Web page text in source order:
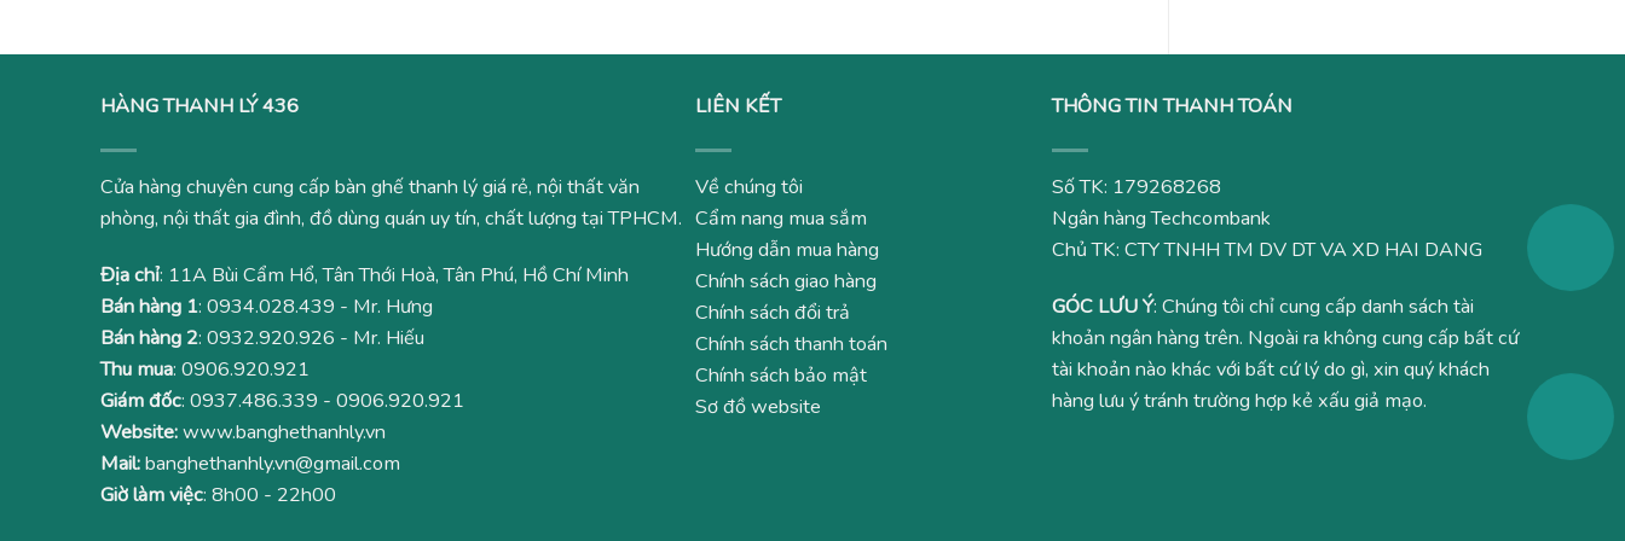
HÀNG THANH LÝ 436
Cửa hàng chuyên cung cấp bàn ghế thanh lý giá rẻ, nội thất văn
phòng, nội thất gia đình, đồ dùng quán uy tín, chất lượng tại TPHCM.
Địa chỉ: 11A Bùi Cẩm Hổ, Tân Thới Hoà, Tân Phú, Hồ Chí Minh
Bán hàng 1: 0934.028.439 - Mr. Hưng
Bán hàng 2: 0932.920.926 - Mr. Hiếu
Thu mua: 0906.920.921
Giám đốc: 0937.486.339 - 0906.920.921
Website:www.banghethanhly.vn
Mail:banghethanhly.vn@gmail.com
Giờ làm việc: 8h00 - 22h00
LIÊN KẾT
Về chúng tôi
Cẩm nang mua sắm
Hướng dẫn mua hàng
Chính sách giao hàng
Chính sách đổi trả
Chính sách thanh toán
Chính sách bảo mật
Sơ đồ website
THÔNG TIN THANH TOÁN
Số TK: 179268268
Ngân hàng Techcombank
Chủ TK: CTY TNHH TM DV DT VA XD HAI DANG
GÓC LƯU Ý: Chúng tôi chỉ cung cấp danh sách tài
khoản ngân hàng trên. Ngoài ra không cung cấp bất cứ
tài khoản nào khác với bất cứ lý do gì, xin quý khách
hàng lưu ý tránh trường hợp kẻ xấu giả mạo.